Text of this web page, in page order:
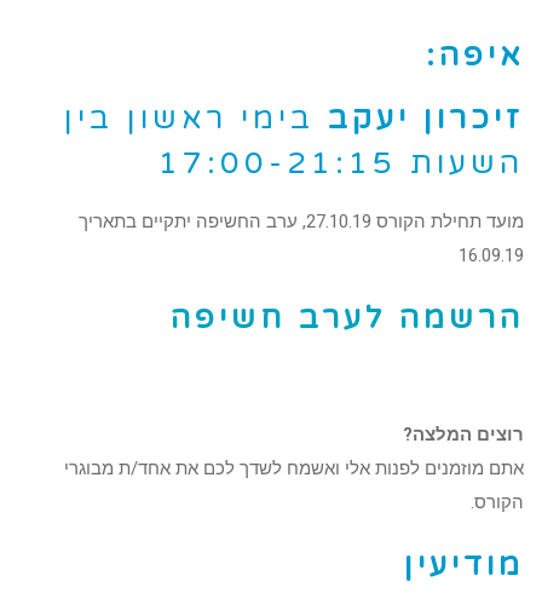
איפה:
זיכרון יעקב בימי ראשון בין
השעות 17:00-21:15
מועד תחילת הקורס 27.10.19, ערב החשיפה יתקיים בתאריך
16.09.19
הרשמה לערב חשיפה
רוצים המלצה?
אתם מוזמנים לפנות אלי ואשמח לשדך לכם את אחד/ת מבוגרי
הקורס.
מודיעין